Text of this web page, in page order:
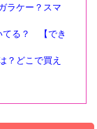
ラケー？スマ
てる？ 【でき
？どこで買え